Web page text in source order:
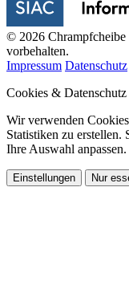
© 2026
vorbehalten.
Impressum Datenschutz
Cookies & Datenschutz
Wir verwenden
Statistiken zu erstellen.
Ihre Auswahl anpassen.
Einstellungen Nur